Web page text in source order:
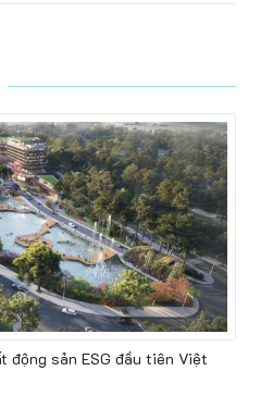
động sản ESG đầu tiên Việt